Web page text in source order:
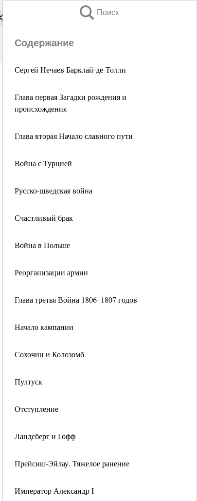
Поиск
Содержание
Сергей Нечаев Барклай-де-Толли
Глава первая Загадки рождения и
происхождения
Глава вторая Начало славного пути
Война с Турцией
Русско-шведская война
Счастливый брак
Война в Польше
Реорганизации армии
Глава третья Война 1806–1807 годов
Начало кампании
Сохочин и Колозомб
Пултуск
Отступление
Ландсберг и Гофф
Прейсиш-Эйлау. Тяжелое ранение
Император Александр I